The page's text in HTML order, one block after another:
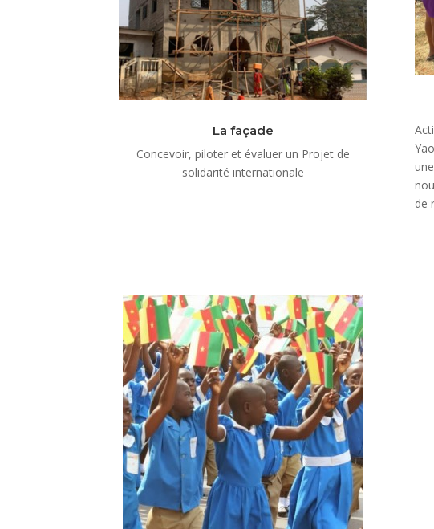
La façade
Concevoir, piloter et évaluer un Projet de
solidarité internationale
de